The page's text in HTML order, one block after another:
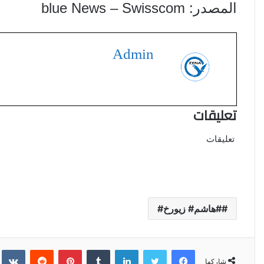
المصدر: blue News – Swisscom
Admin
تعليقات
تعليقات
#هاشم# زيورخ#
شاركها
فيسبوك لينكدإن بينتيريست